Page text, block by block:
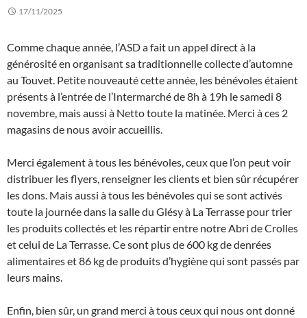
17/11/2025
Comme chaque année, l’ASD a fait un appel direct à la
générosité en organisant sa traditionnelle collecte d’automne
au Touvet. Petite nouveauté cette année, les bénévoles étaient
présents à l’entrée de l’Intermarché de 8h à 19h le samedi 8
novembre, mais aussi à Netto toute la matinée. Merci à ces 2
magasins de nous avoir accueillis.
Merci également à tous les bénévoles, ceux que l’on peut voir
distribuer les flyers, renseigner les clients et bien sûr récupérer
les dons. Mais aussi à tous les bénévoles qui se sont activés
toute la journée dans la salle du Glésy à La Terrasse pour trier
les produits collectés et les répartir entre notre Abri de Crolles
et celui de La Terrasse. Ce sont plus de 600 kg de denrées
alimentaires et 86 kg de produits d’hygiène qui sont passés par
leurs mains.
Enfin, bien sûr, un grand merci à tous ceux qui nous ont donné